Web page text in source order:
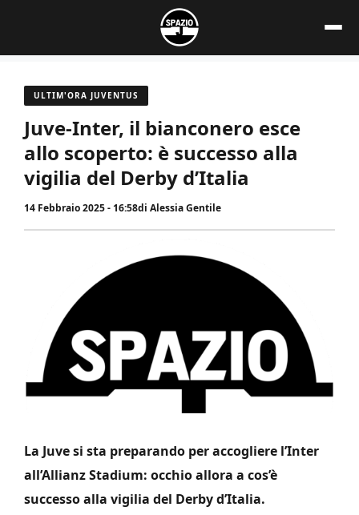
contenuto
ULTIM'ORA JUVENTUS
Juve-Inter, il bianconero esce
allo scoperto: è successo alla
vigilia del Derby d’Italia
14 Febbraio 2025 - 16:58di Alessia Gentile
La Juve si sta preparando per accogliere l’Inter
all’Allianz Stadium: occhio allora a cos’è
successo alla vigilia del Derby d’Italia.